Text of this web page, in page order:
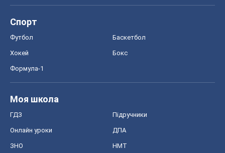
Спорт
Футбол Баскетбол
Хокей Бокс
Формула-1
Моя школа
ГДЗ Підручники
Онлайн уроки ДПА
ЗНО НМТ